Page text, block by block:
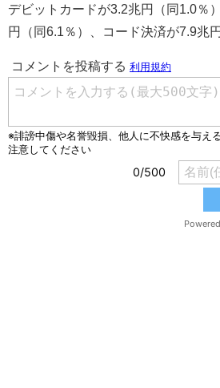
デビットカードが3.2兆円（同1.0％
円（同6.1％）、コード決済が7.9兆